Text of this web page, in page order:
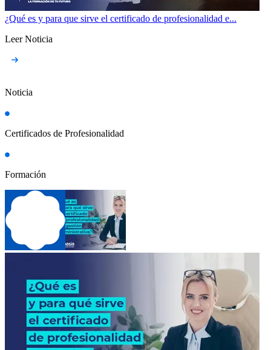
¿Qué es y para que sirve el certificado de profesionalidad e...
Leer Noticia
Noticia
Certificados de Profesionalidad
Formación